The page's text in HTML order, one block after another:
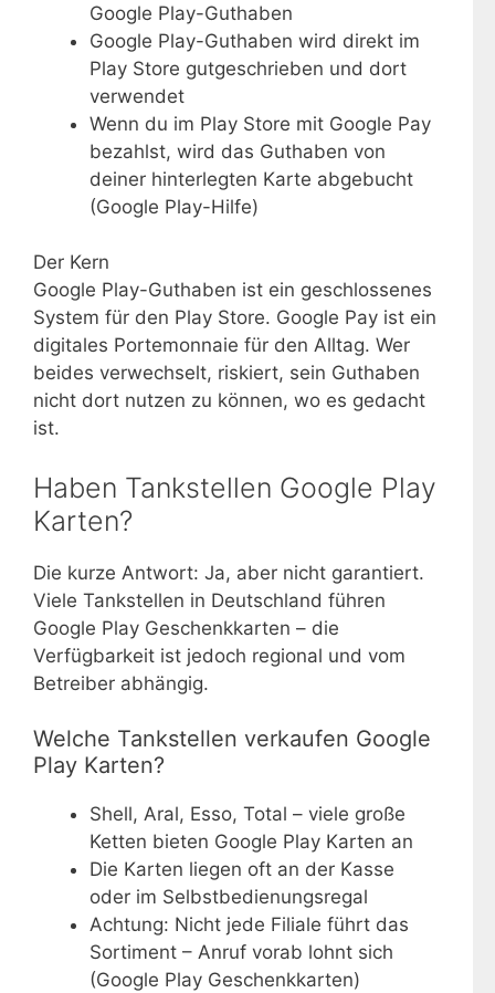
Google Play-Guthaben
Google Play-Guthaben wird direkt im
Play Store gutgeschrieben und dort
verwendet
Wenn du im Play Store mit Google Pay
bezahlst, wird das Guthaben von
deiner hinterlegten Karte abgebucht
(Google Play-Hilfe)
Der Kern
Google Play-Guthaben ist ein geschlossenes
System für den Play Store. Google Pay ist ein
digitales Portemonnaie für den Alltag. Wer
beides verwechselt, riskiert, sein Guthaben
nicht dort nutzen zu können, wo es gedacht
ist.
Haben Tankstellen Google Play
Karten?
Die kurze Antwort: Ja, aber nicht garantiert.
Viele Tankstellen in Deutschland führen
Google Play Geschenkkarten – die
Verfügbarkeit ist jedoch regional und vom
Betreiber abhängig.
Welche Tankstellen verkaufen Google
Play Karten?
Shell, Aral, Esso, Total – viele große
Ketten bieten Google Play Karten an
Die Karten liegen oft an der Kasse
oder im Selbstbedienungsregal
Achtung: Nicht jede Filiale führt das
Sortiment – Anruf vorab lohnt sich
(Google Play Geschenkkarten)